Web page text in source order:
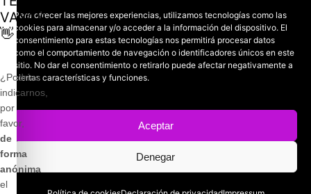
Para ofrecer las mejores experiencias, utilizamos tecnologías como las
cookies para almacenar y/o acceder a la información del dispositivo. El
consentimiento para estas tecnologías nos permitirá procesar datos
como el comportamiento de navegación o identificadores únicos en este
sitio. No dar el consentimiento o retirarlo puede afectar negativamente a
ciertas características y funciones.
Aceptar
Denegar
¡Desde 69.99 €!
Chat Whatsapp (solo texto):
+34 689 800 662
Correo:
contacto@mundofriki.es
Política de privacidad
Casadejús Pérez
VAYAS
👋
¿Podrías
indicarnos,
por
favor,
de
forma
anónima
el